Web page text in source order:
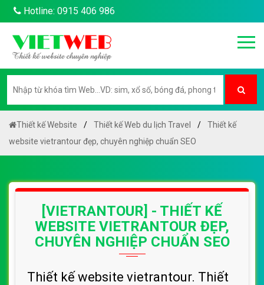
Hotline: 0915 406 986
Thiết kế Website Thiết kế Web du lịch Travel
Thiết kế
website vietrantour đẹp, chuyên nghiệp chuẩn SEO
[VIETRANTOUR] - THIẾT KẾ
WEBSITE VIETRANTOUR ĐẸP,
CHUYÊN NGHIỆP CHUẨN SEO
Thiết kế website vietrantour. Thiết